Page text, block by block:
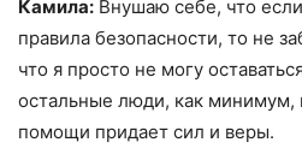
Камила: Внушаю себе, что
правила безопасности, то не
что я просто не могу
остальные люди, как минимум,
помощи придает сил и веры.